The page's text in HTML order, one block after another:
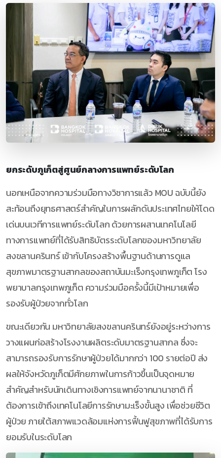
ยกระดับภูเก็ตสู่ศูนย์กลางการแพทย์ระดับโลก
นอกเหนือจากความร่วมมือทางวิชาการแล้ว MOU ฉบับนี้ยัง
สะท้อนถึงยุทธศาสตร์สำคัญในการผลักดันประเทศไทยให้โดด
เด่นบนเวทีการแพทย์ระดับโลก ด้วยการผสานเทคโนโลยี
ทางการแพทย์ที่ได้รับสิทธิบัตรระดับโลกของมหาวิทยาลัย
สงขลานครินทร์ เข้ากับโครงสร้างพื้นฐานด้านการดูแล
สุขภาพมาตรฐานสากลของสถาบันมะเร็งกรุงเทพภูเก็ต โรง
พยาบาลกรุงเทพภูเก็ต ความร่วมมือครั้งนี้มีเป้าหมายเพื่อ
รองรับผู้ป่วยจากทั่วโลก
ขณะเดียวกัน มหาวิทยาลัยสงขลานครินทร์ยังอยู่ระหว่างการ
วางแผนก่อสร้างโรงงานผลิตระดับมาตรฐานสากล ซึ่งจะ
สามารถรองรับการรักษาผู้ป่วยได้มากกว่า 100 รายต่อปี ส่ง
ผลให้จังหวัดภูเก็ตมีศักยภาพในการก้าวขึ้นเป็นจุดหมาย
สำคัญสำหรับนักเดินทางเชิงการแพทย์จากนานาชาติ ที่
ต้องการเข้าถึงเทคโนโลยีการรักษามะเร็งขั้นสูง เพื่อช่วยชีวิต
ผู้ป่วย ภายใต้สภาพแวดล้อมแห่งการฟื้นฟูสุขภาพที่ได้รับการ
ยอมรับในระดับโลก